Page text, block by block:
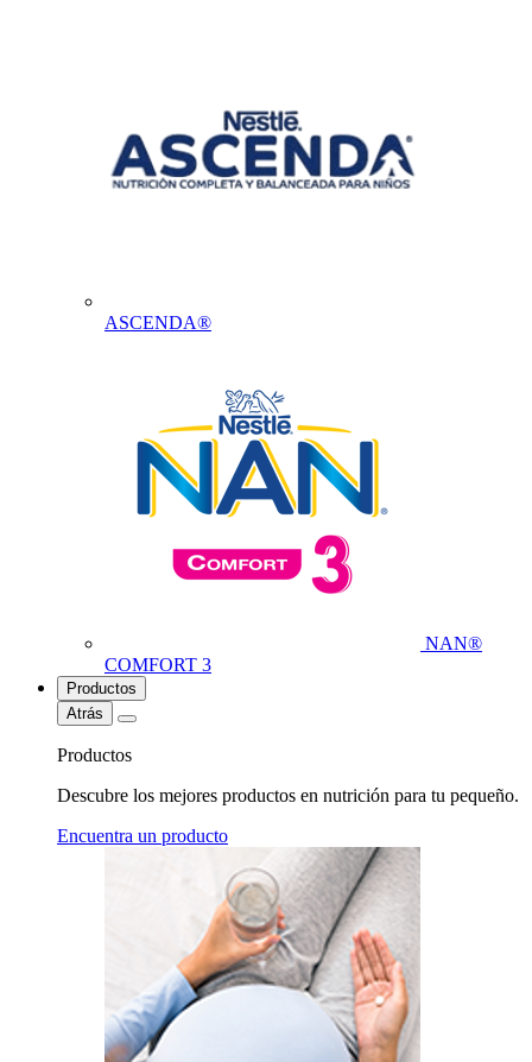
ASCENDA®
NAN®
COMFORT 3
Productos
Atrás
Productos
Descubre los mejores productos en nutrición para tu pequeño.
Encuentra un producto